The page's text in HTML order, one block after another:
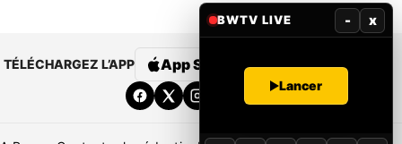
TÉLÉCHARGEZ L’APP App Store Google Play
BWTV LIVE - x
Lancer